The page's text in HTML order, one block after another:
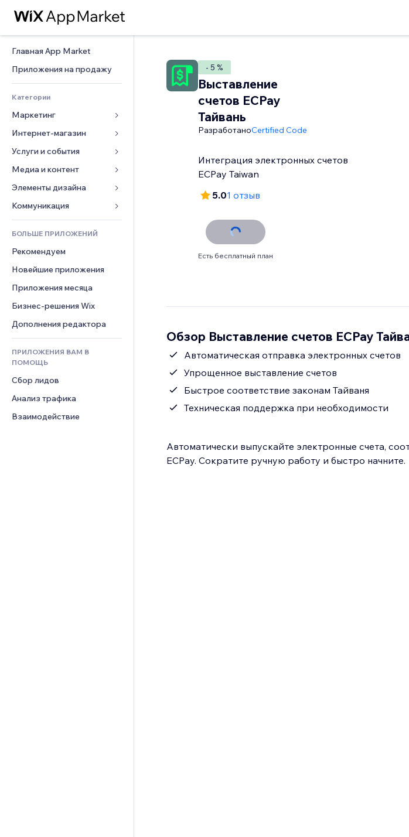
Главная App Market
Приложения на продажу
Категории
Маркетинг
Реклама
Моб. версия
Веб-аналитика
Списки сайтов
Эл. почта
Интернет-магазин
Приложения для магазинов
Доставка
Кнопки продаж
Бухгалтерский учет
Купоны и лояльность
Складские услуги
Еда и напитки
Услуги и события
Отели
События
Рестораны
Недвижимость
Онлайн-запись
Медиа и контент
Галерея
Музыка
Подкасты
Фотография
Видео
PDF
Обмен файлами
Новости
Элементы дизайна
Карты и навигация
Конфиденциальность и
безопасность
Часы
Баннеры и значки
Калькуляторы
Погода
Графики и таблицы
Формы
Опросы
Чат
Комментарии
Телефон
Сообщество
Отзывы и комментарии
Управление отношениями с
клиентом (CRM)
БОЛЬШЕ ПРИЛОЖЕНИЙ
Рекомендуем
Новейшие приложения
Приложения месяца
Бизнес-решения Wix
Дополнения редактора
ПРИЛОЖЕНИЯ ВАМ В
ПОМОЩЬ
Сбор лидов
Анализ трафика
Взаимодействие
- 5 %
Выставление
счетов ECPay
Тайвань
РазработаноCertified Code
Интеграция электронных счетов
ECPay Taiwan
5.01 отзыв
Есть бесплатный план
Обзор Выставление счетов ECPay
Автоматическая отправка электронных счетов
Упрощенное выставление счетов
Быстрое соответствие законам Тайваня
Техническая поддержка при необходимости
Автоматически выпускайте электронные счета,
ECPay. Сократите ручную работу и быстро начните.